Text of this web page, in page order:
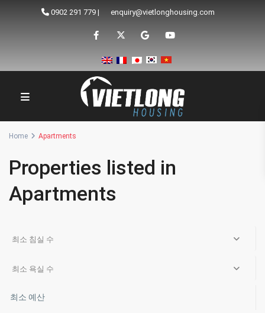
0902 291 779 | enquiry@vietlonghousing.com
Home Apartments
Properties listed in
Apartments
최소 침실 수
최소 욕실 수